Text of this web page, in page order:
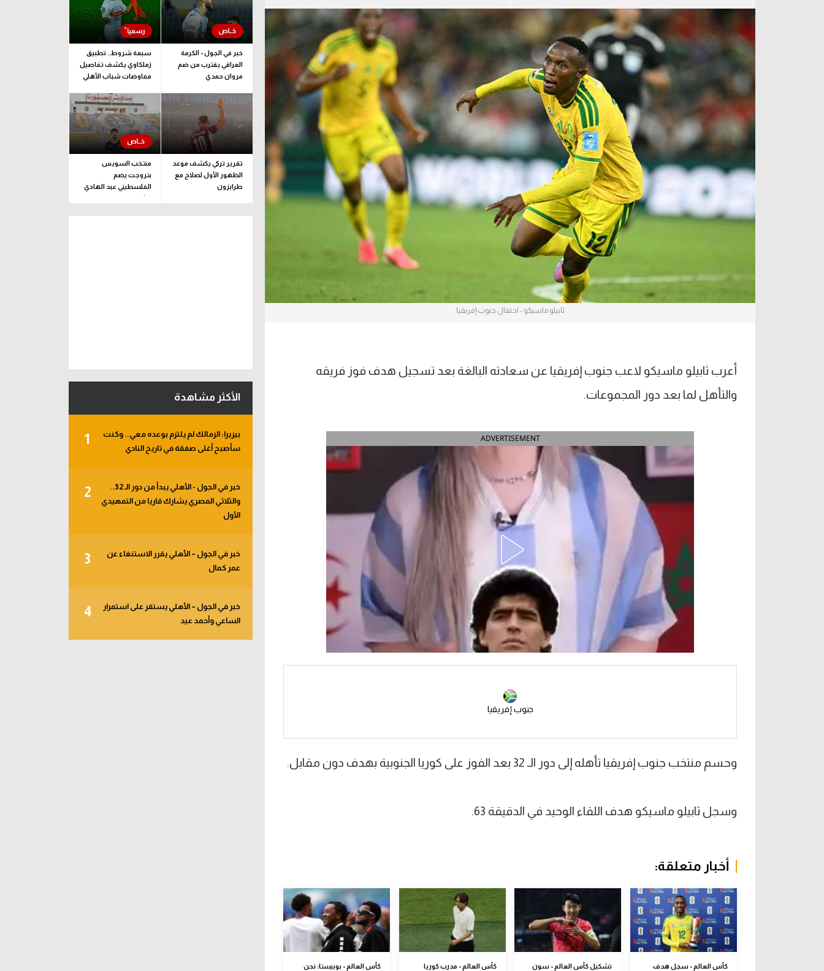
ركن الألعاب
الدوري السعودي للمحترفين
دوري أبطال أوروبا
دوري أبطال إفريقيا
كل البطولات
دوري أبطال أوروبا
القسم الثاني
رياضات أخرى
آسيا
ركن الألعاب
ثابيلو ماسيكو - احتفال جنوب إفريقيا
أعرب ثابيلو ماسيكو لاعب جنوب إفريقيا عن سعادته البالغة بعد تسجيل هدف فوز فريقه
والتأهل لما بعد دور المجموعات.
ADVERTISEMENT
جنوب إفريقيا
وحسم منتخب جنوب إفريقيا تأهله إلى دور الـ 32 بعد الفوز على كوريا الجنوبية بهدف دون مقابل.
وسجل ثابيلو ماسيكو هدف اللقاء الوحيد في الدقيقة 63.
أخبار متعلقة:
كأس العالم - سجل هدف
تشكيل كأس العالم - سون
كأس العالم - مدرب كوريا
كأس العالم - بوبيستا: نحن
خبر في الجول - الكرمة
العراقي يقترب من ضم
مروان حمدي
سبعة شروط.. تطبيق
زملكاوي يكشف تفاصيل
مفاوضات شباب الأهلي
تقرير تركي يكشف موعد
الظهور الأول لصلاح مع
طرابزون
منتخب السويس
بتروجت يضم
الفلسطيني عبد الهادي
راشد
الأكثر مشاهدة
1
بيزيرا: الزمالك لم يلتزم بوعده معي.. وكنت
سأصبح أغلى صفقة في تاريخ النادي
2
خبر في الجول - الأهلي يبدأ من دور الـ 32..
والثلاثي المصري يشارك قاريا من التمهيدي
الأول
3
خبر في الجول – الأهلي يقرر الاستنغاء عن
عمر كمال
4
خبر في الجول – الأهلي يستقر على استمرار
الساعي وأحمد عيد